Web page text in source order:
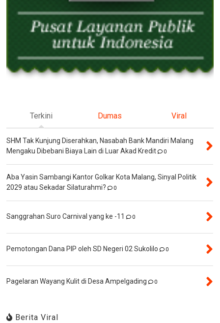
Terkini Dumas Viral
SHM Tak Kunjung Diserahkan, Nasabah Bank Mandiri Malang
Mengaku Dibebani Biaya Lain di Luar Akad Kredit
0
Aba Yasin Sambangi Kantor Golkar Kota Malang, Sinyal Politik
2029 atau Sekadar Silaturahmi?
0
Sanggrahan Suro Carnival yang ke -11 0
Pemotongan Dana PIP oleh SD Negeri 02 Sukolilo 0
Pagelaran Wayang Kulit di Desa Ampelgading 0
Berita Viral